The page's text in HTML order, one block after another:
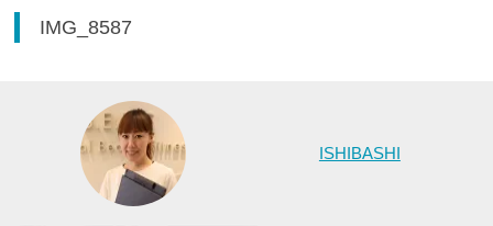
IMG_8587
ISHIBASHI